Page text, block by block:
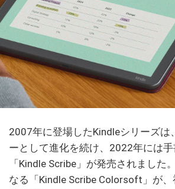
2007年に登場したKindleシリーズは
ーとして進化を続け、2022年には
「Kindle Scribe」が発売されました
なる「Kindle Scribe Colorsoft」が、